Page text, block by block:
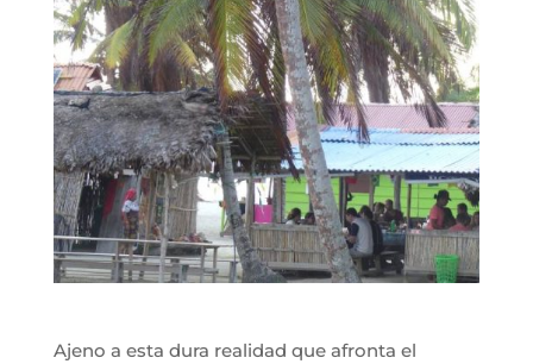
Ajeno a esta dura realidad que afronta el